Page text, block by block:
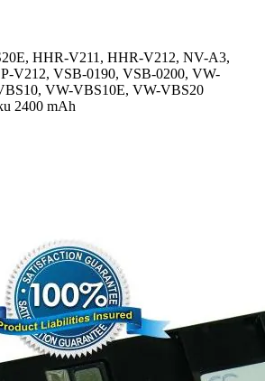
HHR-V211, HHR-V212, NV-A3,
V212, VSB-0190, VSB-0200, VW-
VW-VBS10E, VW-VBS20
2400 mAh